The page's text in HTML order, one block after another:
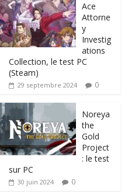
Ace
Attorne
y
Investig
ations
Collection, le test PC
(Steam)
29 septembre 2024 0
Noreya
the
Gold
Project
: le test
sur PC
30 juin 2024 0